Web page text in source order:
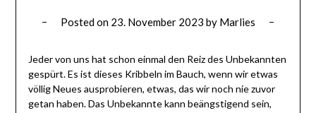
Posted on 23. November 2023 by Marlies
Jeder von uns hat schon einmal den Reiz des Unbekannten
gespürt. Es ist dieses Kribbeln im Bauch, wenn wir etwas
völlig Neues ausprobieren, etwas, das wir noch nie zuvor
getan haben. Das Unbekannte kann beängstigend sein,